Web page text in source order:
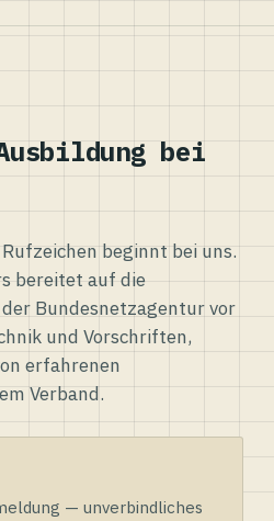
bei
beginnt bei uns.
bereitet auf die
Bundesnetzagentur vor
und Vorschriften,
erfahrenen
Verband.
— unverbindliches